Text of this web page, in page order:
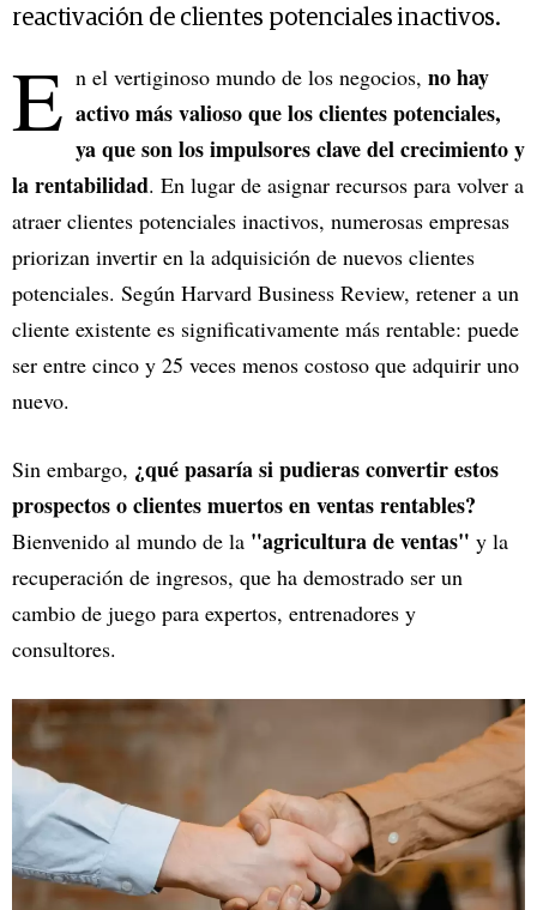
reactivación de clientes potenciales inactivos.
E n el vertiginoso mundo de los negocios, no hay
activo más valioso que los clientes potenciales,
ya que son los impulsores clave del crecimiento y
la rentabilidad. En lugar de asignar recursos para volver a
atraer clientes potenciales inactivos, numerosas empresas
priorizan invertir en la adquisición de nuevos clientes
potenciales. Según Harvard Business Review, retener a un
cliente existente es significativamente más rentable: puede
ser entre cinco y 25 veces menos costoso que adquirir uno
nuevo.
Sin embargo, ¿qué pasaría si pudieras convertir estos
prospectos o clientes muertos en ventas rentables?
Bienvenido al mundo de la "agricultura de ventas" y la
recuperación de ingresos, que ha demostrado ser un
cambio de juego para expertos, entrenadores y
consultores.